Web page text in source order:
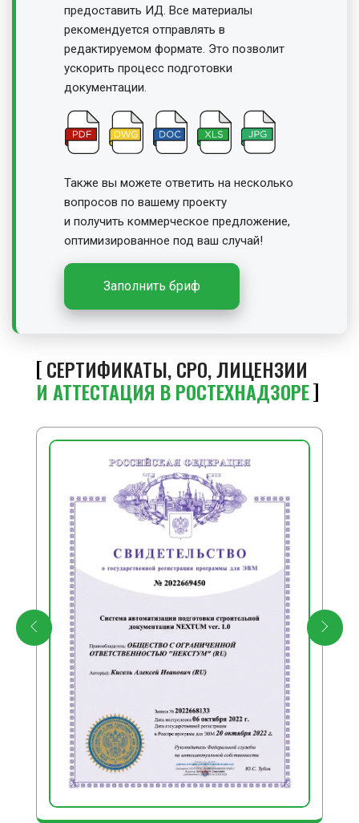
предоставить ИД. Все материалы
рекомендуется отправлять в
редактируемом формате. Это позволит
ускорить процесс подготовки
документации.
Также вы можете ответить на несколько
вопросов по вашему проекту
и получить коммерческое предложение,
оптимизированное под ваш случай!
Заполнить бриф
СЕРТИФИКАТЫ, СРО, ЛИЦЕНЗИИ
И АТТЕСТАЦИЯ В РОСТЕХНАДЗОРЕ